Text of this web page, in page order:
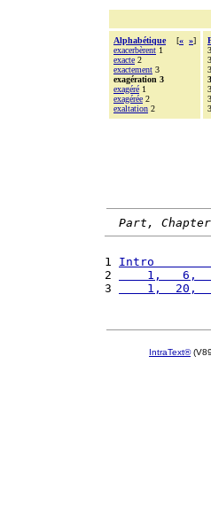
Alphabétique [« »]
exacerbèrent 1
exacte 2
exactement 3
exagération 3
exagéré 1
exagérée 2
exaltation 2
3
3
3
3
3
3
Part,
1
2
1,   6,
3
1,  20,
IntraText®